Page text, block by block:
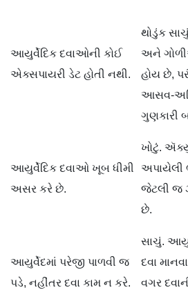
આયુર્વેદિક દવાઓની કોઈ
એક્સપાયરી ડેટ હોતી નથી.
થોડુંક
અને
હોય છે,
આસવ-
ગુણકારી
આયુર્વેદિક દવાઓ ખૂબ ધીમી
અસર કરે છે.
ખોટું.
અપાયેલી
જેટલી જ
છે.
આયુર્વેદમાં પરેજી પાળવી જ
પડે, નહીંતર દવા કામ ન કરે.
સાચું.
દવા
વગર